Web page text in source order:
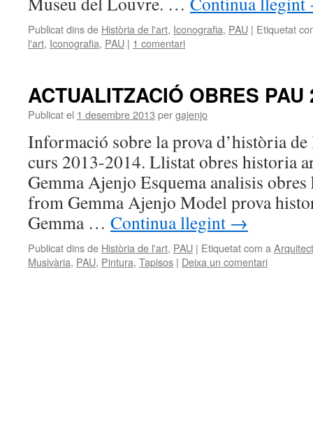
Publicat dins de Història de l'art, Iconografia, PAU | Etiquetat
l'art, Iconografia, PAU | 1 comentari
ACTUALITZACIÓ OBRES PAU
Publicat el 1 desembre 2013 pergajenjo
Informació sobre la prova d’història de
curs 2013-2014. Llistat obres historia
Gemma Ajenjo Esquema analisis
from Gemma Ajenjo Model prova
Gemma … Continua llegint →
Publicat dins de Història de l'art, PAU | Etiquetat com a
Musivària, PAU, Pintura, Tapisos | Deixa un comentari